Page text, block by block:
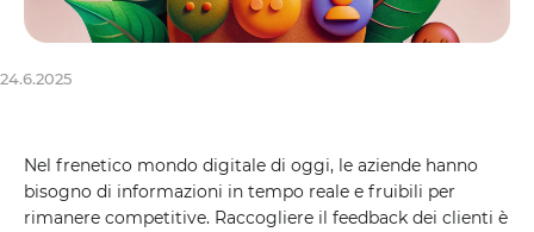
24.6.2025
Nel frenetico mondo digitale di oggi, le aziende hanno
bisogno di informazioni in tempo reale e fruibili per
rimanere competitive. Raccogliere il feedback dei clienti è